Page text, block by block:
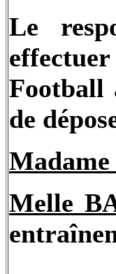
Le
Football
de
Melle